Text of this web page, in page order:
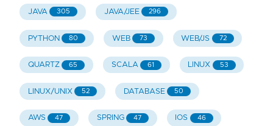
JAVA 305 JAVA/JEE 296
PYTHON 80 WEB 73 WEB/JS 72
QUARTZ 65 SCALA 61 LINUX 53
LINUX/UNIX 52 DATABASE 50
AWS 47 SPRING 47 IOS 46